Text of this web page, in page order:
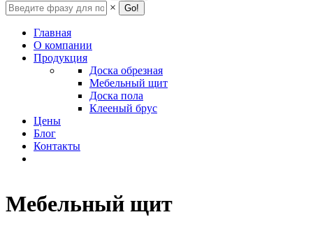
Форма поиска ×
Главная
О компании
Продукция
Доска обрезная
Мебельный щит
Доска пола
Клееный брус
Цены
Блог
Контакты
Мебельный щит